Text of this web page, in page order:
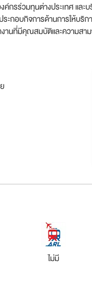
กรร่วมทุนต่างประเทศ แล
กอบกิจการด้านการให้บริก
นที่มีคุณสมบัติและความสา
ไม่มี